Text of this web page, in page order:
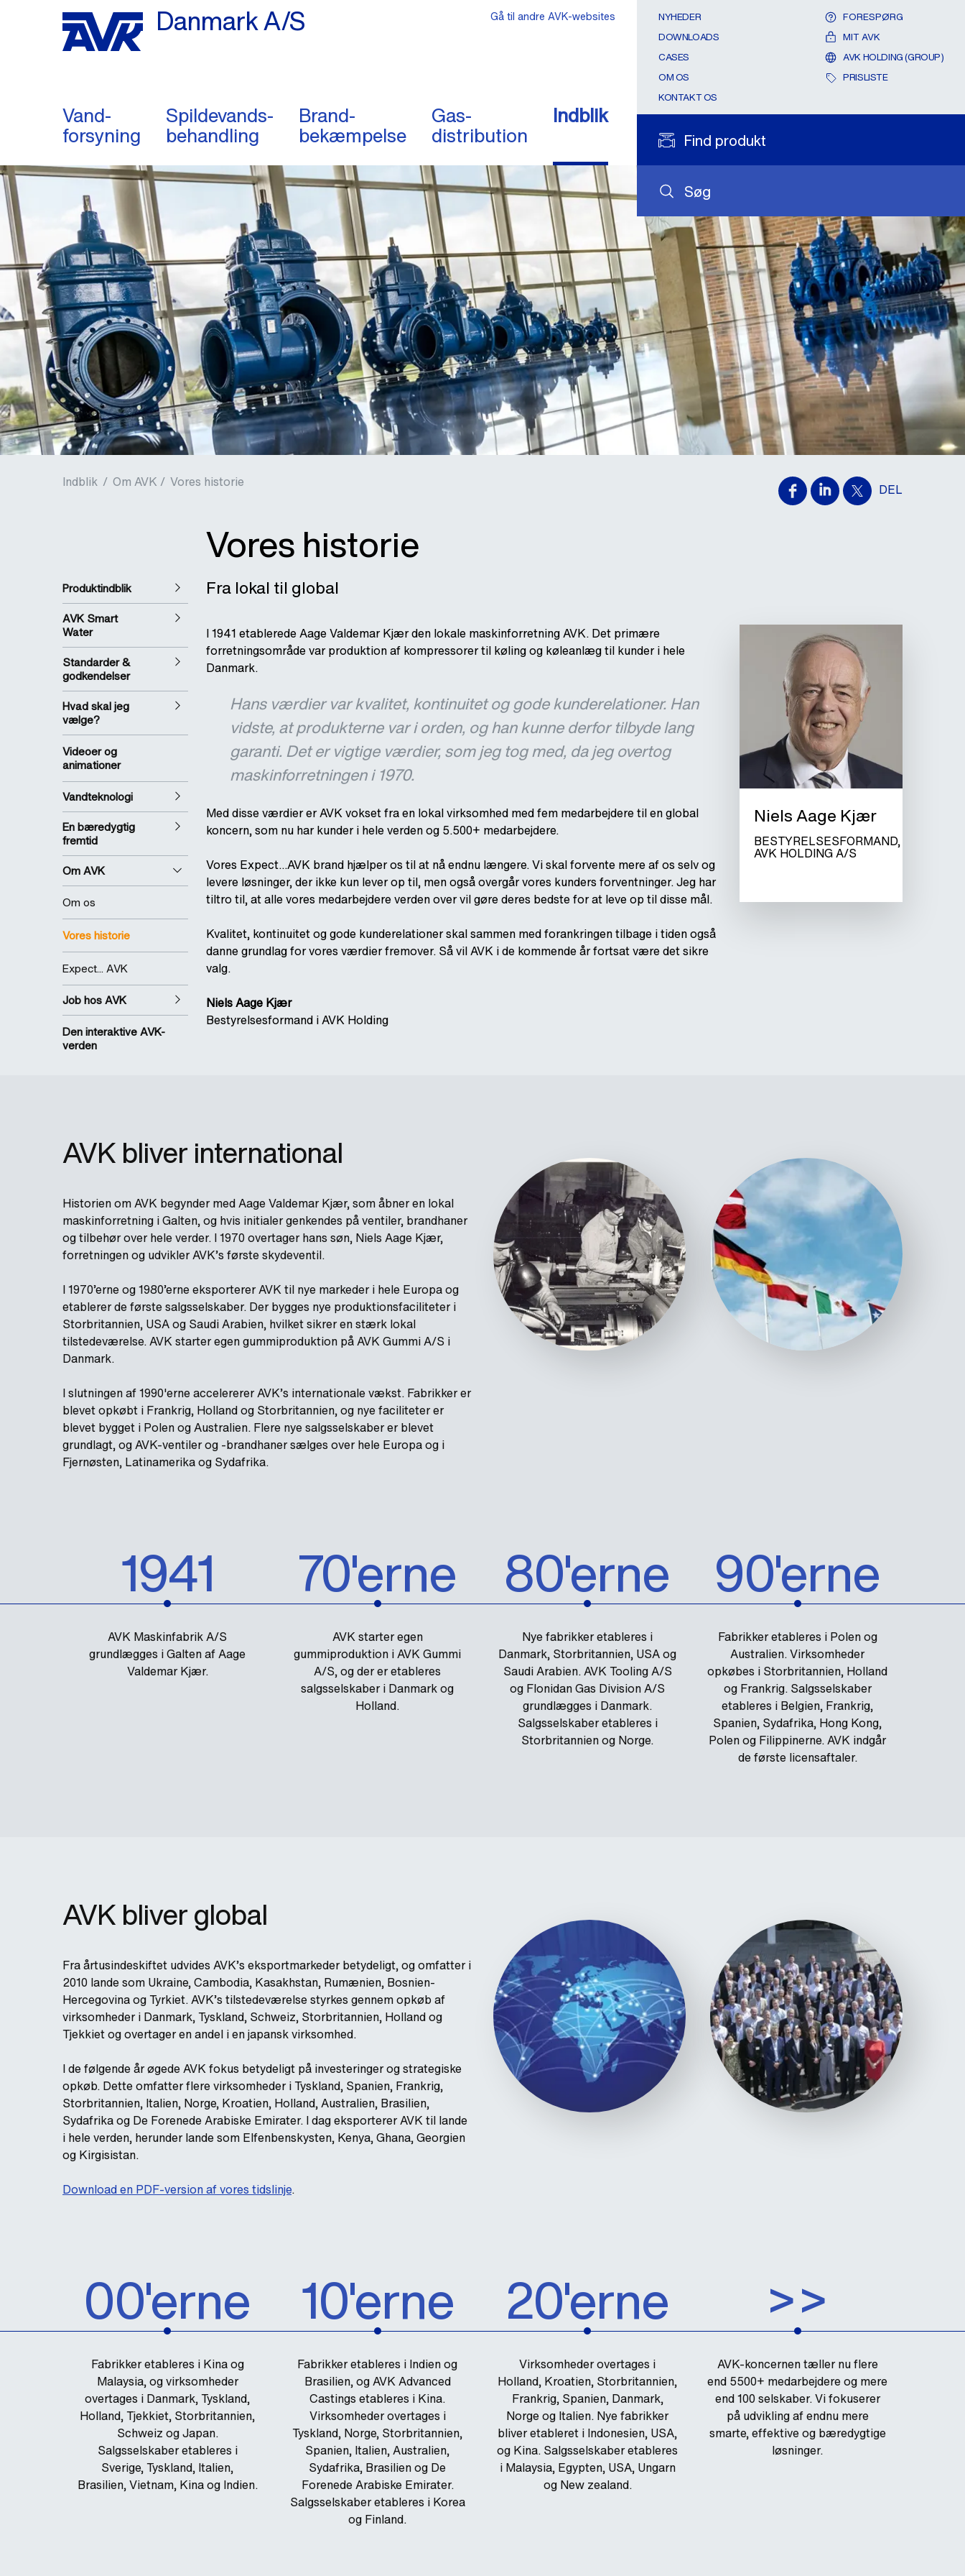
Danmark A/S
Vand-
forsyning
Spildevands-
behandling
Brand-
bekæmpelse
Gas-
distribution
Indblik
Søg
Find produkt
NYHEDER
DOWNLOADS
CASES
OM OS
KONTAKT OS
FORESPØRG
MIT AVK
AVK HOLDING (GROUP)
PRISLISTE
Gå til andre AVK-websites
Indblik / Om AVK / Vores historie DEL
Produktindblik
AVK Smart
Water
Standarder &
godkendelser
Hvad skal jeg
vælge?
Videoer og
animationer
Vandteknologi
En bæredygtig
fremtid
Om AVK
Om os
Vores historie
Expect... AVK
Job hos AVK
Den interaktive AVK-
verden
Vores historie
Fra lokal til global
I 1941 etablerede Aage Valdemar Kjær den lokale maskinforretning AVK. Det primære
forretningsområde var produktion af kompressorer til køling og køleanlæg til kunder i hele
Danmark.
Hans værdier var kvalitet, kontinuitet og gode kunderelationer. Han
vidste, at produkterne var i orden, og han kunne derfor tilbyde lang
garanti. Det er vigtige værdier, som jeg tog med, da jeg overtog
maskinforretningen i 1970.
Med disse værdier er AVK vokset fra en lokal virksomhed med fem medarbejdere til en global
koncern, som nu har kunder i hele verden og 5.500+ medarbejdere.
Vores Expect...AVK brand hjælper os til at nå endnu længere. Vi skal forvente mere af os selv og
levere løsninger, der ikke kun lever op til, men også overgår vores kunders forventninger. Jeg har
tiltro til, at alle vores medarbejdere verden over vil gøre deres bedste for at leve op til disse mål.
Kvalitet, kontinuitet og gode kunderelationer skal sammen med forankringen tilbage i tiden også
danne grundlag for vores værdier fremover. Så vil AVK i de kommende år fortsat være det sikre
valg.
Niels Aage Kjær
Bestyrelsesformand i AVK Holding
Niels Aage Kjær
BESTYRELSESFORMAND,
AVK HOLDING A/S
AVK bliver international
Historien om AVK begynder med Aage Valdemar Kjær, som åbner en lokal
maskinforretning i Galten, og hvis initialer genkendes på ventiler, brandhaner
og tilbehør over hele verder. I 1970 overtager hans søn, Niels Aage Kjær,
forretningen og udvikler AVK’s første skydeventil.
I 1970’erne og 1980’erne eksporterer AVK til nye markeder i hele Europa og
etablerer de første salgsselskaber. Der bygges nye produktionsfaciliteter i
Storbritannien, USA og Saudi Arabien, hvilket sikrer en stærk lokal
tilstedeværelse. AVK starter egen gummiproduktion på AVK Gummi A/S i
Danmark.
I slutningen af 1990'erne accelererer AVK’s internationale vækst. Fabrikker er
blevet opkøbt i Frankrig, Holland og Storbritannien, og nye faciliteter er
blevet bygget i Polen og Australien. Flere nye salgsselskaber er blevet
grundlagt, og AVK-ventiler og -brandhaner sælges over hele Europa og i
Fjernøsten, Latinamerika og Sydafrika.
1941
AVK Maskinfabrik A/S
grundlægges i Galten af Aage
Valdemar Kjær.
70'erne
AVK starter egen
gummiproduktion i AVK Gummi
A/S, og der er etableres
salgsselskaber i Danmark og
Holland.
80'erne
Nye fabrikker etableres i
Danmark, Storbritannien, USA og
Saudi Arabien. AVK Tooling A/S
og Flonidan Gas Division A/S
grundlægges i Danmark.
Salgsselskaber etableres i
Storbritannien og Norge.
90'erne
Fabrikker etableres i Polen og
Australien. Virksomheder
opkøbes i Storbritannien, Holland
og Frankrig. Salgsselskaber
etableres i Belgien, Frankrig,
Spanien, Sydafrika, Hong Kong,
Polen og Filippinerne. AVK indgår
de første licensaftaler.
AVK bliver global
Fra årtusindeskiftet udvides AVK’s eksportmarkeder betydeligt, og omfatter i
2010 lande som Ukraine, Cambodia, Kasakhstan, Rumænien, Bosnien-
Hercegovina og Tyrkiet. AVK’s tilstedeværelse styrkes gennem opkøb af
virksomheder i Danmark, Tyskland, Schweiz, Storbritannien, Holland og
Tjekkiet og overtager en andel i en japansk virksomhed.
I de følgende år øgede AVK fokus betydeligt på investeringer og strategiske
opkøb. Dette omfatter flere virksomheder i Tyskland, Spanien, Frankrig,
Storbritannien, Italien, Norge, Kroatien, Holland, Australien, Brasilien,
Sydafrika og De Forenede Arabiske Emirater. I dag eksporterer AVK til lande
i hele verden, herunder lande som Elfenbenskysten, Kenya, Ghana, Georgien
og Kirgisistan.
Download en PDF-version af vores tidslinje.
00'erne
Fabrikker etableres i Kina og
Malaysia, og virksomheder
overtages i Danmark, Tyskland,
Holland, Tjekkiet, Storbritannien,
Schweiz og Japan.
Salgsselskaber etableres i
Sverige, Tyskland, Italien,
Brasilien, Vietnam, Kina og Indien.
10'erne
Fabrikker etableres i Indien og
Brasilien, og AVK Advanced
Castings etableres i Kina.
Virksomheder overtages i
Tyskland, Norge, Storbritannien,
Spanien, Italien, Australien,
Sydafrika, Brasilien og De
Forenede Arabiske Emirater.
Salgsselskaber etableres i Korea
og Finland.
20'erne
Virksomheder overtages i
Holland, Kroatien, Storbritannien,
Frankrig, Spanien, Danmark,
Norge og Italien. Nye fabrikker
bliver etableret i Indonesien, USA,
og Kina. Salgsselskaber etableres
i Malaysia, Egypten, USA, Ungarn
og New zealand.
>>
AVK-koncernen tæller nu flere
end 5500+ medarbejdere og mere
end 100 selskaber. Vi fokuserer
på udvikling af endnu mere
smarte, effektive og bæredygtige
løsninger.